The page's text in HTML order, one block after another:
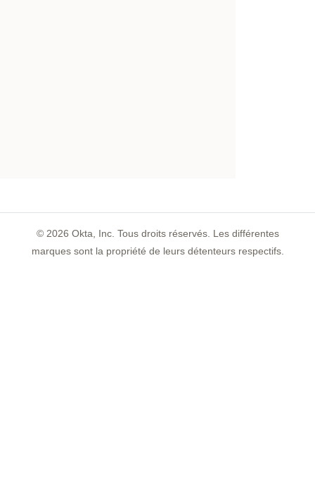
© 2026 Okta, Inc. Tous droits réservés. Les différentes
marques sont la propriété de leurs détenteurs respectifs.